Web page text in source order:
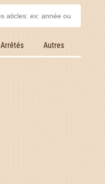
Arrêtés Autres